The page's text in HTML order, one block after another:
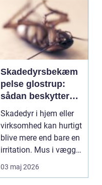
Skadedyrsbekæm
pelse glostrup:
sådan beskytter
du hjem og
virksomhed
Skadedyr i hjem eller
virksomhed kan hurtigt
blive mere end bare en
irritation. Mus i vægge,
myrer i...
03 maj 2026